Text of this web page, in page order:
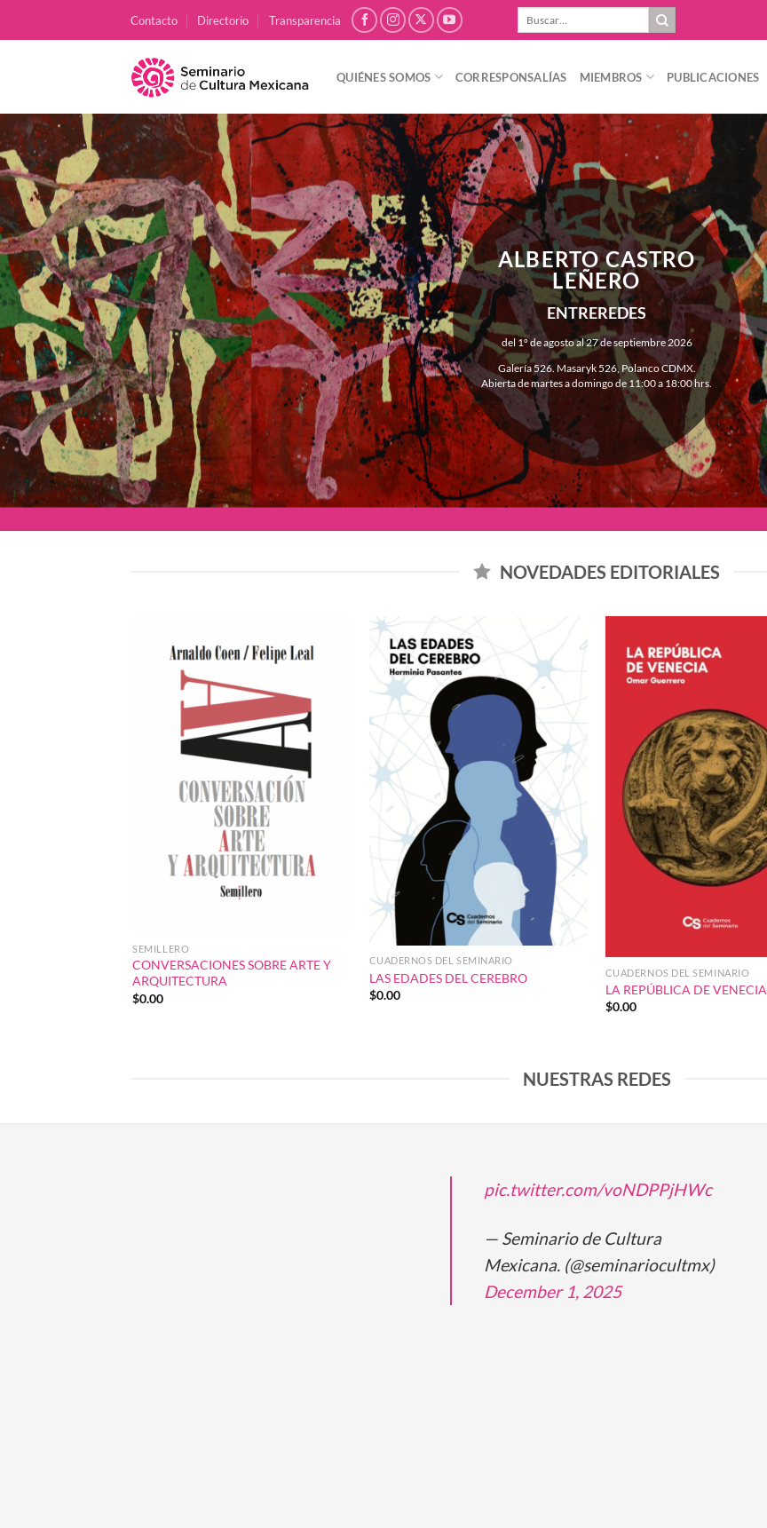
Contacto Directorio Transparencia
QUIÉNES SOMOS CORRESPONSALÍAS MIEMBROS PUBLICACIONES
ALBERTO CASTRO
LEÑERO
ENTREREDES
del 1º de agosto al 27 de septiembre 2026
Galería 526. Masaryk 526, Polanco CDMX.
Abierta de martes a domingo de 11:00 a 18:00 hrs.
NOVEDADES EDITORIALES
SEMILLERO
CONVERSACIONES SOBRE ARTE Y
ARQUITECTURA
$0.00
CUADERNOS DEL SEMINARIO
LAS EDADES DEL CEREBRO
$0.00
CUADERNOS DEL SEMINARIO
LA REPÚBLICA DE VENECIA
$0.00
NUESTRAS REDES
pic.twitter.com/voNDPPjHWc
— Seminario de Cultura
Mexicana. (@seminariocultmx)
December 1, 2025